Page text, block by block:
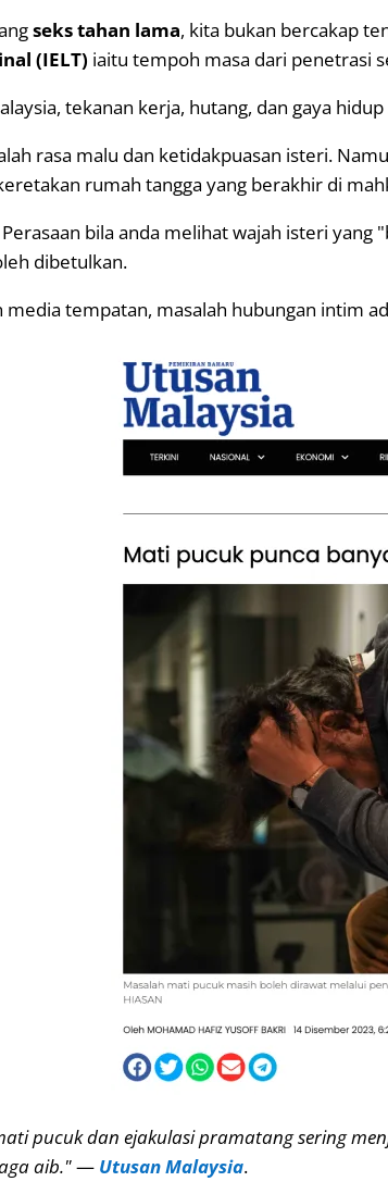
seks tahan lama, kita bukan bercakap
(IELT) iaitu tempoh masa dari penetrasi
tekanan kerja, hutang, dan gaya
rasa malu dan ketidakpuasan isteri.
rumah tangga yang berakhir di
bila anda melihat wajah isteri
dibetulkan.
tempatan, masalah hubungan intim
pucuk dan ejakulasi pramatang sering
aib."— Utusan Malaysia.